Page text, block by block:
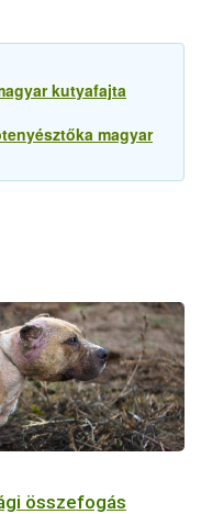
kutyafajta
magyar
összefogás